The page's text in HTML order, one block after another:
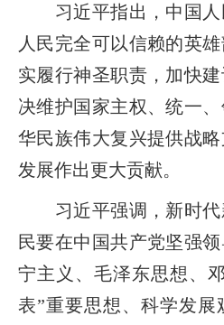
习近平指出，中国人
人民完全可以信赖的英
实履行神圣职责，加快
决维护国家主权、统一
华民族伟大复兴提供战
发展作出更大贡献。
习近平强调，新时代
民要在中国共产党坚强
宁主义、毛泽东思想、
表”重要思想、科学发